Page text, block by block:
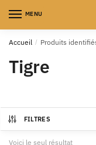
MENU
Accueil / Produits
Tigre
FILTRES
Voici le seul résultat